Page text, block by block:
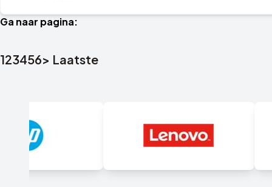
Ga naar pagina:
123456> Laatste